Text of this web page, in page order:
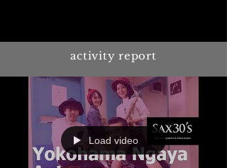
activity report
Load video